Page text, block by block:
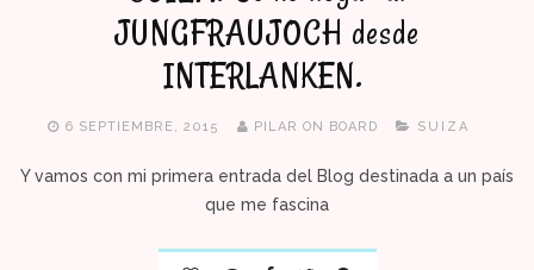
JUNGFRAUJOCH desde
INTERLANKEN.
6 SEPTIEMBRE, 2015 PILAR ON BOARD SUIZA
Y vamos con mi primera entrada del Blog destinada a un país
que me fascina